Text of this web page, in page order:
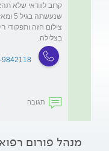
קרוב לוודאי שלא
צילום חזה ותפקודי
בצלילה.
9842118
תגובה
מנהל פורום